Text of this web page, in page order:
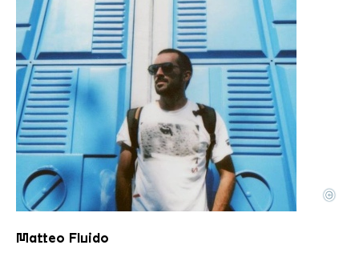
Portrait Fluido 1
Copyright: Fluido
©
Matteo Fluido